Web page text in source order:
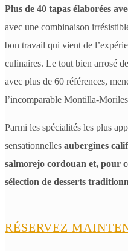
Plus de 40 tapas élaborées
avec une combinaison
bon travail qui vient de
culinaires. Le tout bien arrosé
avec plus de 60 références,
l’incomparable Montilla-
Parmi les spécialités les plus
sensationnelles aubergines
salmorejo cordouan et, pour
sélection de desserts
RÉSERVEZ